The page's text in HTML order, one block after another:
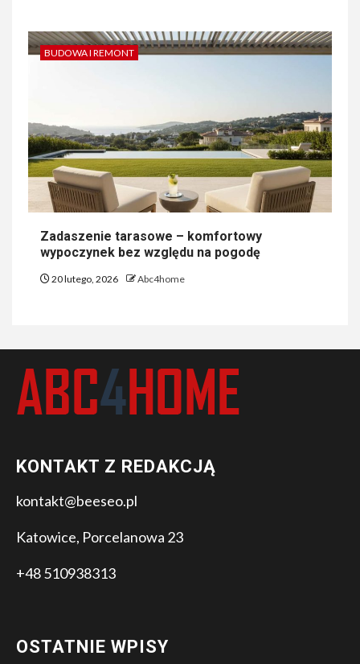
BUDOWA I REMONT
Zadaszenie tarasowe – komfortowy
wypoczynek bez względu na pogodę
20 lutego, 2026 Abc4home
KONTAKT Z REDAKCJĄ
kontakt@beeseo.pl
Katowice, Porcelanowa 23
+48 510938313
OSTATNIE WPISY